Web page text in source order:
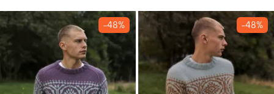
-48% -48%